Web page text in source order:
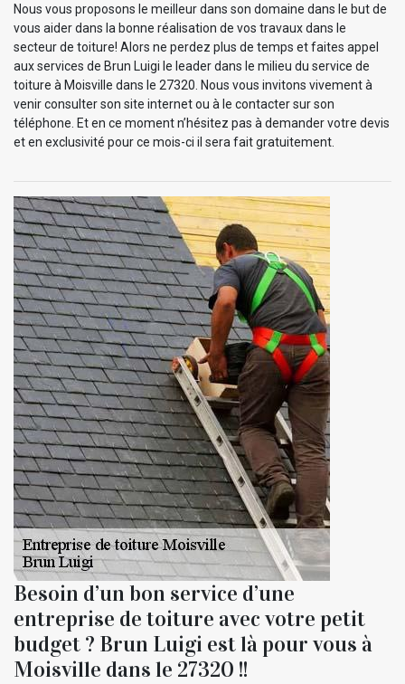
Nous vous proposons le meilleur dans son domaine dans le but de
vous aider dans la bonne réalisation de vos travaux dans le
secteur de toiture! Alors ne perdez plus de temps et faites appel
aux services de Brun Luigi le leader dans le milieu du service de
toiture à Moisville dans le 27320. Nous vous invitons vivement à
venir consulter son site internet ou à le contacter sur son
téléphone. Et en ce moment n’hésitez pas à demander votre devis
et en exclusivité pour ce mois-ci il sera fait gratuitement.
Besoin d’un bon service d’une
entreprise de toiture avec votre petit
budget ? Brun Luigi est là pour vous à
Moisville dans le 27320 !!